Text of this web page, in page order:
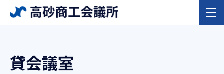
貸会議室